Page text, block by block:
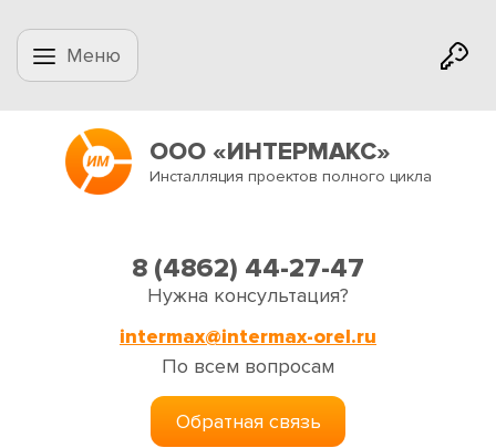
Меню
ООО «ИНТЕРМАКС»
Инсталляция проектов полного цикла
8 (4862) 44-27-47
Нужна консультация?
intermax@intermax-orel.ru
По всем вопросам
Обратная связь